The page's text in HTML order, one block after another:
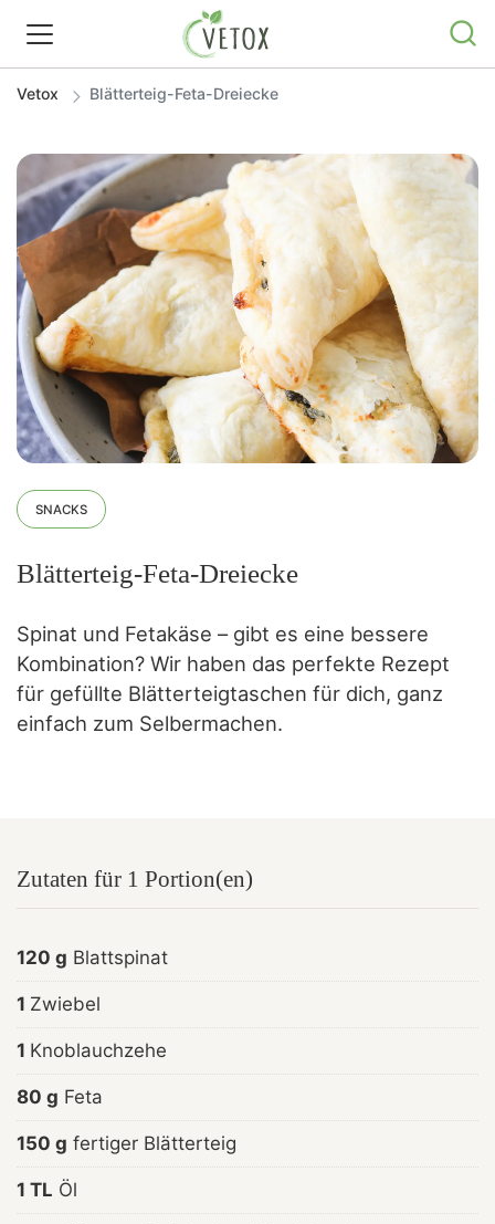
REZEPTWELT
WISSEN
SHOP
GRATIS ERNÄHRUNGSTIPPS
Vetox Blätterteig-Feta-Dreiecke
SNACKS
Blätterteig-Feta-Dreiecke
Spinat und Fetakäse – gibt es eine bessere
Kombination? Wir haben das perfekte Rezept
für gefüllte Blätterteigtaschen für dich, ganz
einfach zum Selbermachen.
Zutaten für 1 Portion(en)
120 g Blattspinat
1 Zwiebel
1 Knoblauchzehe
80 g Feta
150 g fertiger Blätterteig
1 TL Öl